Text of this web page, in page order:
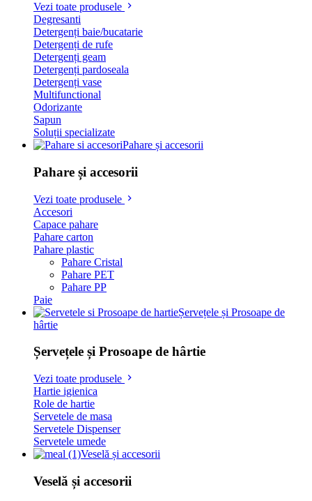
Vezi toate produsele
Degresanti
Detergenți baie/bucatarie
Detergenți de rufe
Detergenți geam
Detergenți pardoseala
Detergenți vase
Multifunctional
Odorizante
Sapun
Soluții specializate
Pahare și accesorii
Pahare și accesorii
Vezi toate produsele
Accesori
Capace pahare
Pahare carton
Pahare plastic
Pahare Cristal
Pahare PET
Pahare PP
Paie
Șervețele și Prosoape de
hârtie
Șervețele și Prosoape de hârtie
Vezi toate produsele
Hartie igienica
Role de hartie
Servetele de masa
Servetele Dispenser
Servetele umede
Veselă și accesorii
Veselă și accesorii